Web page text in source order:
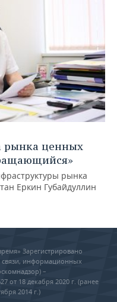
рынка ценных
рынка
Еркин Губайдуллин
Зарегистрировано
связи, информационных
–
от 18 декабря 2020 г. (ранее
2014 г.)